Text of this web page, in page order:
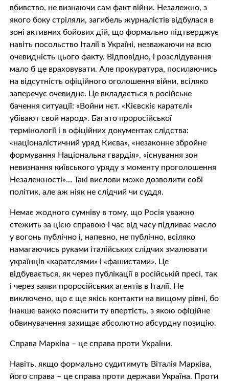
вбивство, не визнаючи сам факт війни. Незалежно, з
якого боку стріляли, загибель журналістів відбулася в
зоні активних бойових дій, що формально підтверджує
навіть посольство Італії в Україні, незважаючи на всю
очевидність цього факту. Відповідно, і розслідування
мало б це враховувати. Але прокуратура, посилаючись
на відсутність офіційного оголошення війни, всіляко
заперечує очевидне. Це вкладається в російське
бачення ситуації: «Войни нєт. «Кієвскіє каратєлі»
убівают свой народ». Багато проросійської
термінології і в офіційних документах слідства:
«націоналістичний уряд Києва», «незаконне збройне
формування Національна гвардія», «існування зон
невизнання київського уряду з моменту проголошення
Незалежності»… Такі вислови може дозволити собі
політик, але аж ніяк не слідчий чи суддя.
Немає жодного сумніву в тому, що Росія уважно
стежить за цією справою і час від часу підливає масло
у вогонь публічно і, напевно, не публічно, всіляко
намагаючись руками італійських слідчих змалювати
українців «каратєлями» і «фашистами». Це
відбувається, як через публікації в російській пресі, так
і через заяви проросійських агентів в Італії. Не
виключено, що є ще якісь контакти на вищому рівні, бо
інакше важко пояснити ту впертість, з якою офіційне
обвинувачення захищає абсолютно абсурдну позицію.
Справа Марківа – це справа проти України.
Навіть, якщо формально судитимуть Віталія Марківа,
його справа – це справа проти держави Україна. Проти